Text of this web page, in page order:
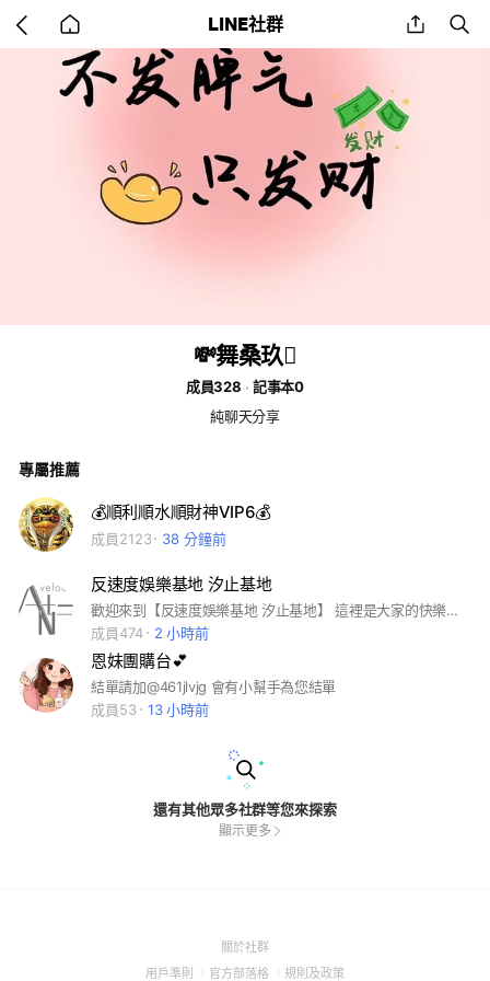
back
to
home
LINE社群 share
💸舞桑玖🪎
成員328
記事本0
純聊天分享
專屬推薦
💰順利順水順財神VIP6💰
成員2123 38 分鐘前
反速度娛樂基地 汐止基地
歡迎來到【反速度娛樂基地 汐止基地】 這裡是大家的快樂天堂！不管你是喜歡享受軌道改裝快感的「四驅車」車友、熱愛熱血對決的「戰鬥陀螺」玩家，還是喜歡鬥智鬥勇、收藏交流的「卡牌」大師，都歡迎加入我們！ 我們主打輕鬆玩樂、大家開心最重要！有空就來基地坐坐，一起交流切磋吧！😎
成員474
2 小時前
恩妹團購台💕
結單請加@461jlvjg 會有小幫手為您結單
成員53
13 小時前
還有其他眾多社群等您來探索
顯示更多
關於社群(Open
用戶準則 (Open
官方部落格 (Open
規則及政策(Open